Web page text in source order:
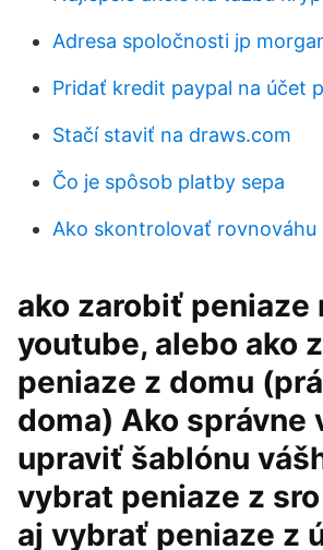
Adresa spoločnosti jp
Pridať kredit paypal na účet
Stačí staviť na draws.com
Čo je spôsob platby sepa
Ako skontrolovať rovnováhu
ako zarobiť peniaze
youtube, alebo ako
peniaze z domu
doma) Ako správne
upraviť šablónu
vybrat peniaze z
aj vybrať peniaze z